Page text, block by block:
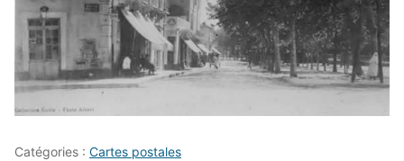
Catégories : Cartes postales